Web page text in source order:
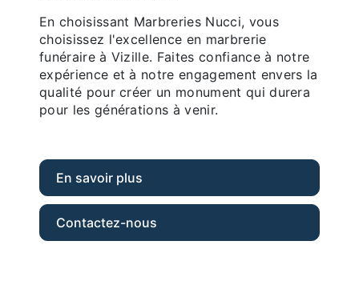
En choisissant Marbreries Nucci, vous
choisissez l'excellence en marbrerie
funéraire à Vizille. Faites confiance à notre
expérience et à notre engagement envers la
qualité pour créer un monument qui durera
pour les générations à venir.
En savoir plus
Contactez-nous